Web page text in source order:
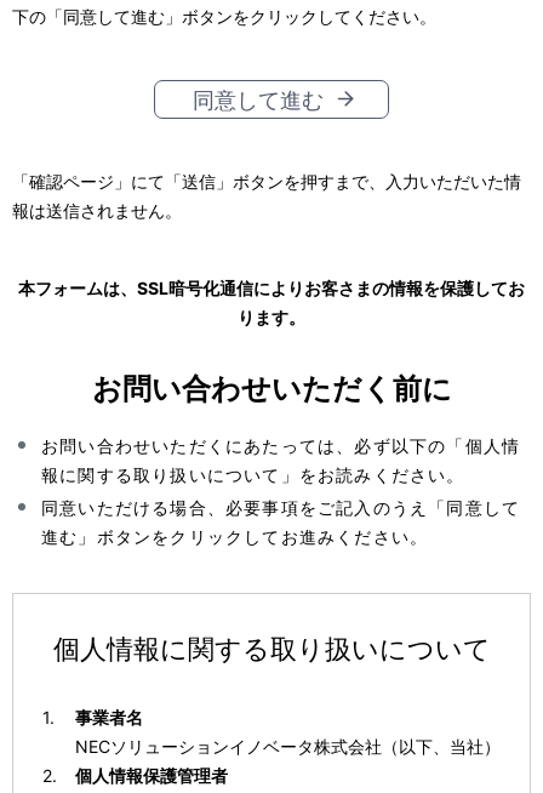
下の「同意して進む」ボタンをクリックしてください。
同意して進む
「確認ページ」にて「送信」ボタンを押すまで、入力いただいた情
報は送信されません。
本フォームは、SSL暗号化通信によりお客さまの情報を保護してお
ります。
お問い合わせいただく前に
お問い合わせいただくにあたっては、必ず以下の「個人情
報に関する取り扱いについて」をお読みください。
同意いただける場合、必要事項をご記入のうえ「同意して
進む」ボタンをクリックしてお進みください。
個人情報に関する取り扱いについて
事業者名
NECソリューションイノベータ株式会社（以下、当社）
個人情報保護管理者